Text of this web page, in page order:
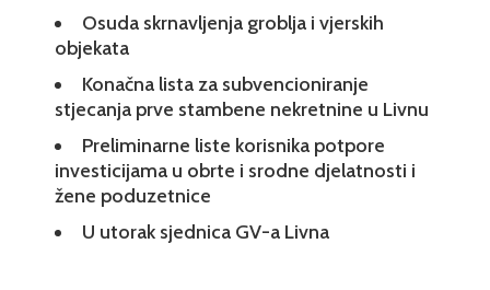
Osuda skrnavljenja groblja i vjerskih
objekata
Konačna lista za subvencioniranje
stjecanja prve stambene nekretnine u Livnu
Preliminarne liste korisnika potpore
investicijama u obrte i srodne djelatnosti i
žene poduzetnice
U utorak sjednica GV-a Livna